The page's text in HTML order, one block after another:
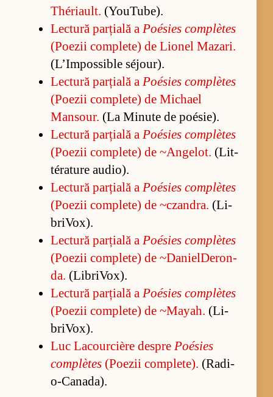
Théri­a­ult. (Yo­u­Tu­be).
Lec­tură par­ți­ală a Poé­sies com­plètes
(Po­e­zii com­ple­te) de Li­o­nel Ma­zari.
(L’Im­pos­si­ble séjo­u­r).
Lec­tură par­ți­ală a Poé­sies com­plètes
(Po­e­zii com­ple­te) de Mi­chael
Manso­ur. (La Mi­nute de poé­si­e).
Lec­tură par­ți­ală a Poé­sies com­plètes
(Po­e­zii com­ple­te) de ~An­ge­lot. (Lit­
téra­ture au­di­o).
Lec­tură par­ți­ală a Poé­sies com­plètes
(Po­e­zii com­ple­te) de ~czan­dra. (Li­
bri­Vo­x).
Lec­tură par­ți­ală a Poé­sies com­plètes
(Po­e­zii com­ple­te) de ~Da­niel­De­ron­
da. (Li­bri­Vo­x).
Lec­tură par­ți­ală a Poé­sies com­plètes
(Po­e­zii com­ple­te) de ~Ma­yah. (Li­
bri­Vo­x).
Luc La­co­ur­ci­ère des­pre Poé­sies
com­plètes(Po­e­zii com­ple­te). (Ra­di­
o-Can­a­da).